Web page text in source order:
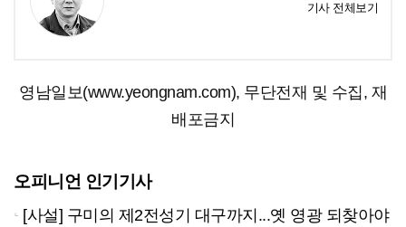
기사 전체보기
영남일보(www.yeongnam.com), 무단전재 및 수집, 재
배포금지
오피니언 인기기사
[사설] 구미의 제2전성기 대구까지...옛 영광 되찾아야